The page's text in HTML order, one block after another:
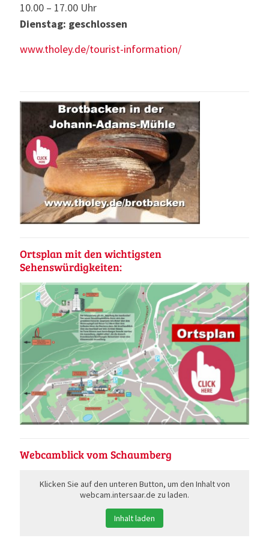
10.00 – 17.00 Uhr
Dienstag: geschlossen
www.tholey.de/tourist-information/
Ortsplan mit den wichtigsten
Sehenswürdigkeiten:
Webcamblick vom Schaumberg
Klicken Sie auf den unteren Button, um den Inhalt von
webcam.intersaar.de zu laden.
Inhalt laden